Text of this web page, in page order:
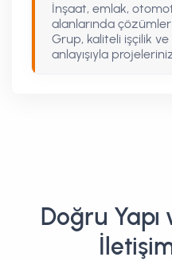
İnşaat, emlak,
alanlarında
Grup, kaliteli işçilik
anlayışıyla
Doğru Yapı